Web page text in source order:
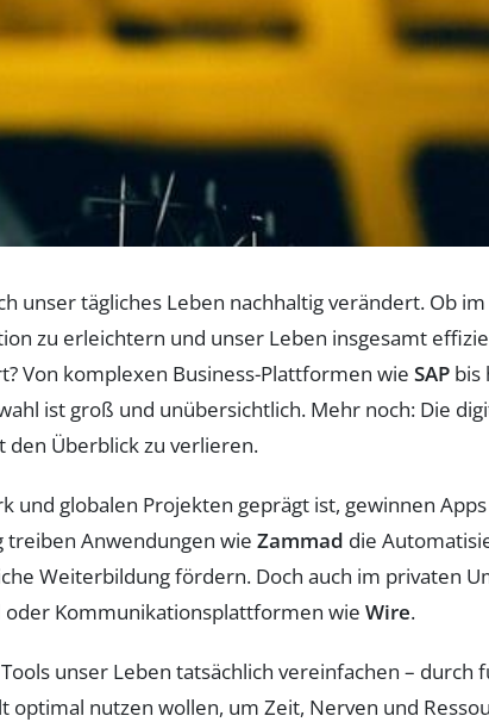
unser tägliches Leben nachhaltig verändert. Ob
zu erleichtern und unser Leben insgesamt
Von komplexen Business-Plattformen wie SAP bis
ist groß und unübersichtlich. Mehr noch: Die
den Überblick zu verlieren.
globalen Projekten geprägt ist, gewinnen
treiben Anwendungen wie Zammad die
Weiterbildung fördern. Doch auch im privaten
oder Kommunikationsplattformen wie Wire.
unser Leben tatsächlich vereinfachen –
nutzen wollen, um Zeit, Nerven und